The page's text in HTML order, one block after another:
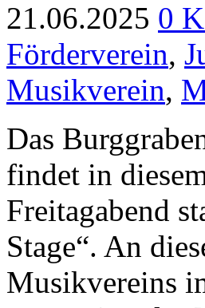
21.06.2025 0
Förderverein,
Musikverein,
Das
findet in
Freitagabend
Stage“. An
Musikvereins